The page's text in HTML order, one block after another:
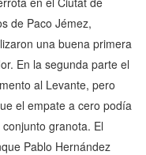
de Paco Jémez,
una buena primera
En la segunda parte el
al Levante, pero
el empate a cero podía
granota. El
Pablo Hernández